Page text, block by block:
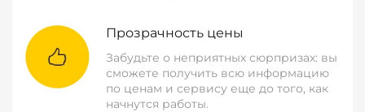
Прозрачность цены
Забудьте о неприятных сюрпризах: вы
сможете получить всю информацию
по ценам и сервису еще до того, как
начнутся работы.